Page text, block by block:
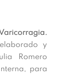
y
Romero
para